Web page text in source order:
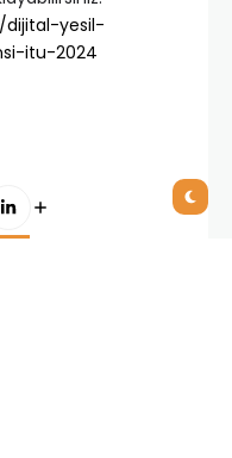
yesil-
itu-2024